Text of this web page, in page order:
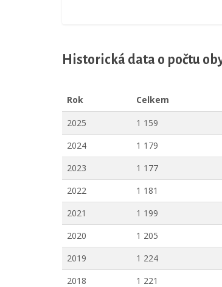
Historická data o počtu
Rok Celkem
2025
1 159
2024
1 179
2023
1 177
2022
1 181
2021
1 199
2020
1 205
2019
1 224
2018
1 221